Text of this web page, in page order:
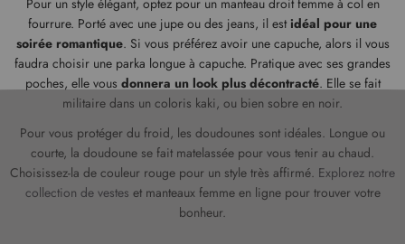
Pour un style élégant, optez pour un manteau droit femme à col en
fourrure. Porté avec une jupe ou des jeans, il est idéal pour une
soirée romantique. Si vous préférez avoir une capuche, alors il vous
faudra choisir une parka longue à capuche. Pratique avec ses grandes
poches, elle vous donnera un look plus décontracté. Elle se fait
militaire dans un coloris kaki, ou bien sobre en noir.
Pour vous protéger du froid, les doudounes sont idéales. Longue ou
courte, la doudoune se fait matelassée pour vous tenir au chaud.
Choisissez-la de couleur rouge pour un style très affirmé. Explorez notre
collection de vestes et manteaux femme en ligne pour trouver votre
bonheur.